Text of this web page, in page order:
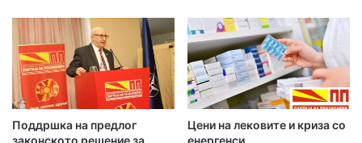
Апелираме, ЕСМ да преземе мерки и да ги коригира
сметките, а во иднина да води сметка да не доведе до
масовно незадоволство и излив на истото пред
институциите на системот. Во прилог, како пример, еве
една таква сметка за месец Мај.
Поддршка на предлог
законското решение за
Цени на лековите и криза со
енергенси